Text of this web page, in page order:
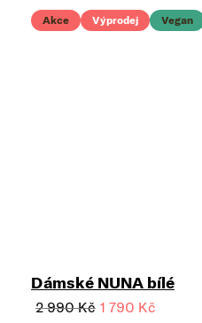
Akce Výprodej Vegan
Dámské NUNA bílé
2 990 Kč 1 790 Kč